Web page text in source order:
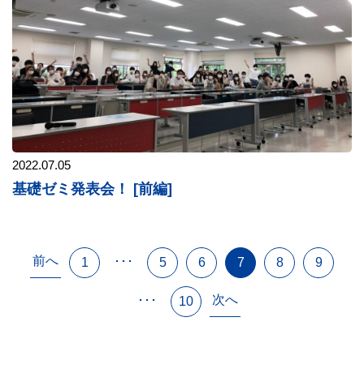
2022.07.05
基礎ゼミ発表会！ [前編]
前へ 1 ･･･ 5 6 7 8 9
･･･ 10 次へ